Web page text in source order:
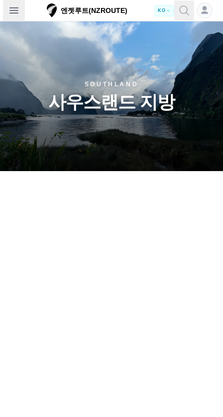
Open sidebar 엔젯루트(NZROUTE) KO
SOUTHLAND
사우스랜드 지방